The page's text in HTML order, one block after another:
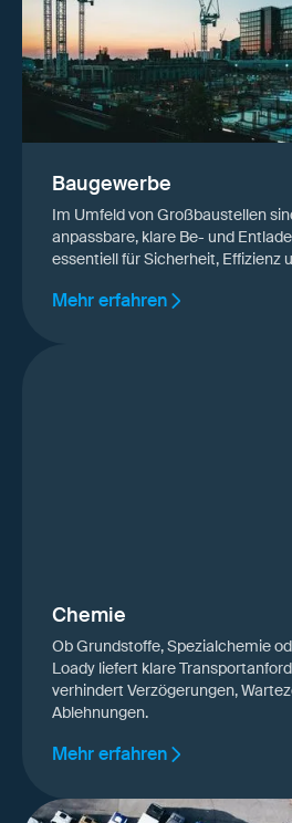
Baugewerbe
Im Umfeld von Großbaustellen
anpassbare, klare Be- und
essentiell für Sicherheit, Effizienz
Mehr erfahren
Chemie
Ob Grundstoffe, Spezialchemie
Loady liefert klare
verhindert Verzögerungen,
Ablehnungen.
Mehr erfahren